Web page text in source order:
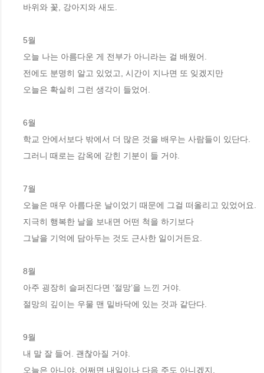
바위와 꽃, 강아지와 새도.
5월
오늘 나는 아름다운 게 전부가 아니라는 걸 배웠어.
전에도 분명히 알고 있었고, 시간이 지나면 또 잊겠지만
오늘은 확실히 그런 생각이 들었어.
6월
학교 안에서보다 밖에서 더 많은 것을 배우는 사람들이 있단다.
그러니 때로는 감옥에 갇힌 기분이 들 거야.
7월
오늘은 매우 아름다운 날이었기 때문에 그걸 떠올리고 있었어요.
지극히 행복한 날을 보내면 어떤 척을 하기보다
그날을 기억에 담아두는 것도 근사한 일이거든요.
8월
아주 굉장히 슬퍼진다면 ‘절망’을 느낀 거야.
절망의 깊이는 우물 맨 밑바닥에 있는 것과 같단다.
9월
내 말 잘 들어. 괜찮아질 거야.
오늘은 아니야. 어쩌면 내일이나 다음 주도 아니겠지.